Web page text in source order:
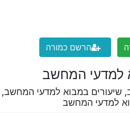
הרשם כמורה
למדעי המחשב
שיעורים במבוא למדעי המחשב,
למדעי המחשב